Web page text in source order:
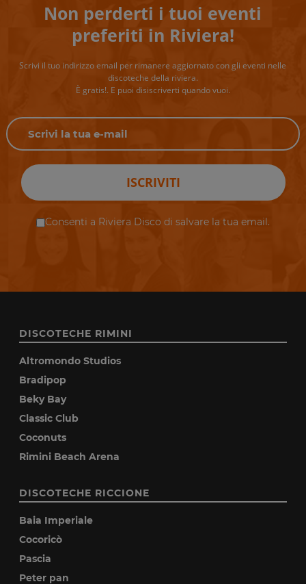
Non perderti i tuoi eventi
preferiti in Riviera!
Scrivi il tuo indirizzo email per rimanere aggiornato con gli eventi nelle
discoteche della riviera.
È gratis!. E puoi disiscriverti quando vuoi.
ISCRIVITI
Consenti a Riviera Disco di salvare la tua email.
DISCOTECHE RIMINI
Altromondo Studios
Bradipop
Beky Bay
Classic Club
Coconuts
Rimini Beach Arena
DISCOTECHE RICCIONE
Baia Imperiale
Cocoricò
Pascia
Peter pan